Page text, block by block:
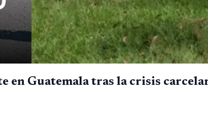
en Guatemala tras la crisis